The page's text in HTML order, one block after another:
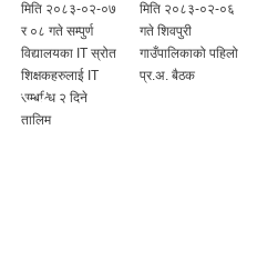
मिति २०८३-०२-०७
र ०८ गते सम्पुर्ण
विद्यालयका IT स्रोत
शिक्षकहरुलाई IT
सम्बन्धि २ दिने
तालिम
मिति २०८३-०२-०६
गते शिवपुरी
गाउँपालिकाको पहिलो
प्र.अ. बैठक